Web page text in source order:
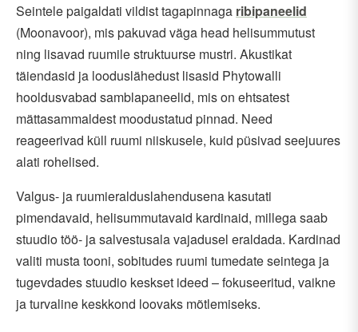
Seintele paigaldati vildist tagapinnaga ribipaneelid
(Moonavoor), mis pakuvad väga head helisummutust
ning lisavad ruumile struktuurse mustri. Akustikat
täiendasid ja looduslähedust lisasid Phytowalli
hooldusvabad samblapaneelid, mis on ehtsatest
mättasammaldest moodustatud pinnad. Need
reageerivad küll ruumi niiskusele, kuid püsivad seejuures
alati rohelised.
Valgus- ja ruumieralduslahendusena kasutati
pimendavaid, helisummutavaid kardinaid, millega saab
stuudio töö- ja salvestusala vajadusel eraldada. Kardinad
valiti musta tooni, sobitudes ruumi tumedate seintega ja
tugevdades stuudio keskset ideed – fokuseeritud, vaikne
ja turvaline keskkond loovaks mõtlemiseks.